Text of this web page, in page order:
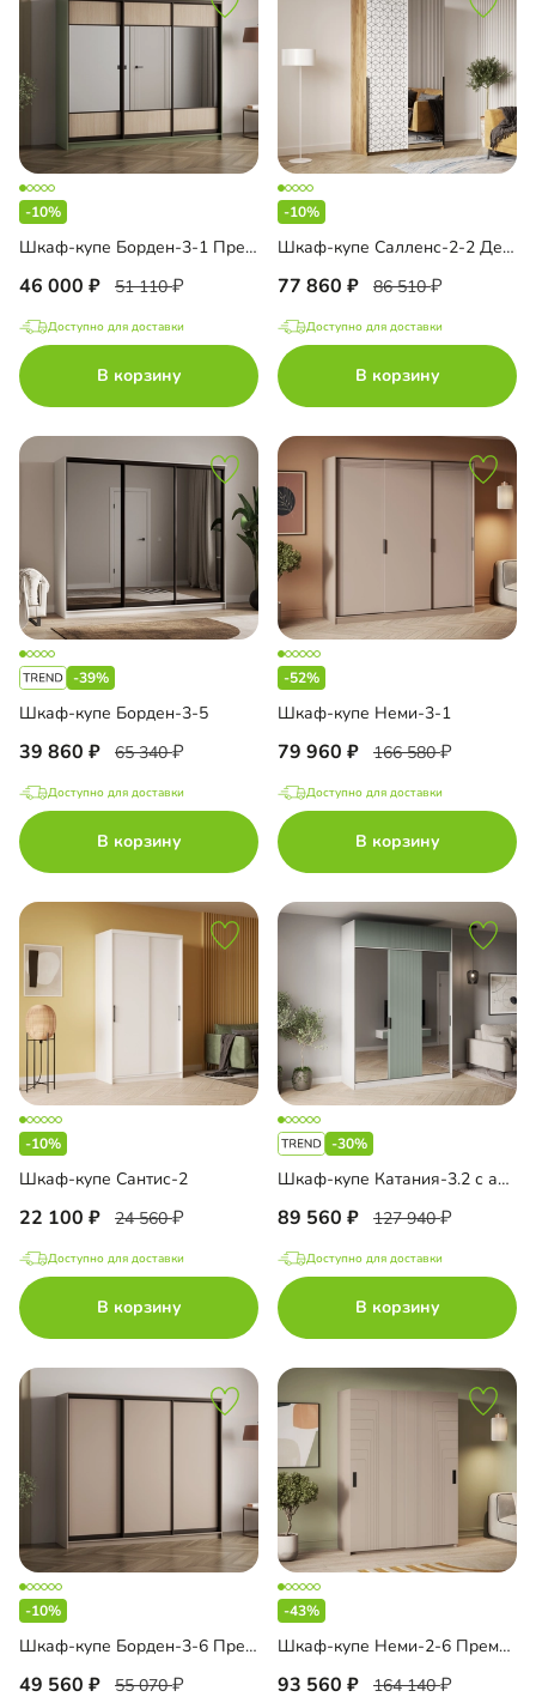
-10%
Шкаф-купе Борден-3-1 Премиум
46 000 51 110
Доступно для доставки
В корзину
-10%
Шкаф-купе Салленс-2-2 Декор 2
77 860 86 510
Доступно для доставки
В корзину
-39%
Шкаф-купе Борден-3-5
39 860 65 340
Доступно для доставки
В корзину
-52%
Шкаф-купе Неми-3-1
79 960 166 580
Доступно для доставки
В корзину
-10%
Шкаф-купе Сантис-2
22 100 24 560
Доступно для доставки
В корзину
-30%
Шкаф-купе Катания-3.2 с антресолью
89 560 127 940
Доступно для доставки
В корзину
-10%
Шкаф-купе Борден-3-6 Премиум
49 560 55 070
-43%
Шкаф-купе Неми-2-6 Премиум
93 560 164 140